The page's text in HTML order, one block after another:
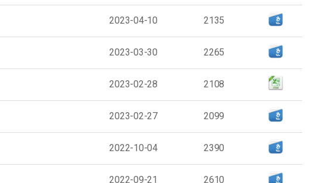
2023-04-10 2135
2023-03-30 2265
2023-02-28 2108
2023-02-27 2099
2022-10-04 2390
2022-09-21 2610